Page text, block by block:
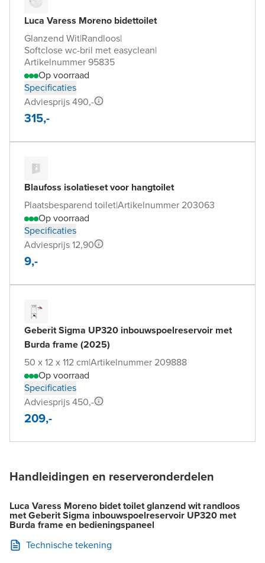
Luca Varess Moreno bidettoilet
Glanzend Wit|Randloos|
Softclose wc-bril met easyclean|
Artikelnummer 95835
Op voorraad
Specificaties
Adviesprijs 490,-
315,-
Blaufoss isolatieset voor hangtoilet
Plaatsbesparend toilet|Artikelnummer 203063
Op voorraad
Specificaties
Adviesprijs 12,90
9,-
Geberit Sigma UP320 inbouwspoelreservoir met
Burda frame (2025)
50 x 12 x 112 cm|Artikelnummer 209888
Op voorraad
Specificaties
Adviesprijs 450,-
209,-
Handleidingen en reserveronderdelen
Luca Varess Moreno bidet toilet glanzend wit randloos
met Geberit Sigma inbouwspoelreservoir UP320 met
Burda frame en bedieningspaneel
Technische tekening